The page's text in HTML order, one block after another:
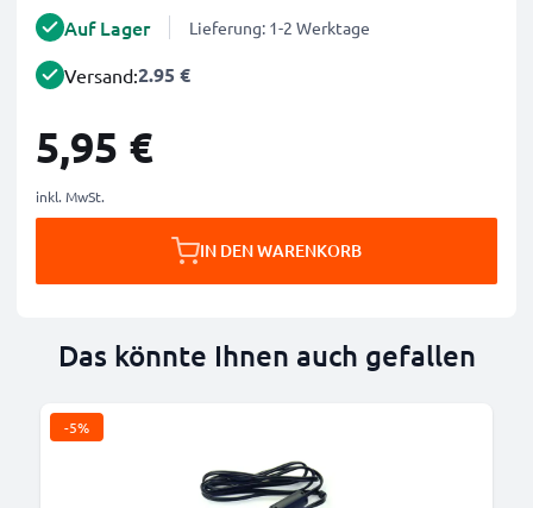
Auf Lager Lieferung: 1-2 Werktage
Versand:2.95 €
5,95 €
inkl. MwSt.
IN DEN WARENKORB
Das könnte Ihnen auch gefallen
-5%